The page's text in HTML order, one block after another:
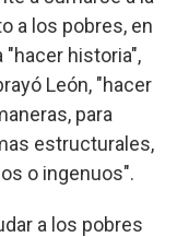
a los pobres, en
"hacer historia",
León, "hacer
para
estructurales,
o ingenuos".
a los pobres